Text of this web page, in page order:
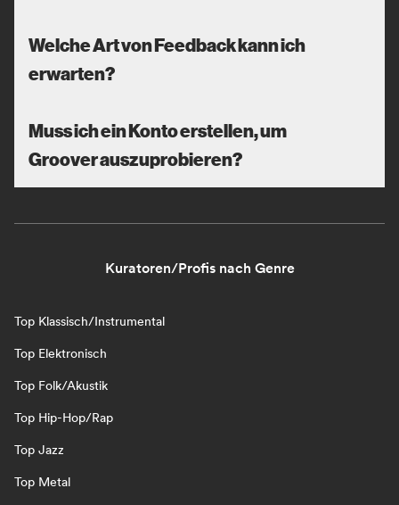
Welche Art von Feedback kann ich
erwarten?
Muss ich ein Konto erstellen, um
Groover auszuprobieren?
Kuratoren/Profis nach Genre
Top Klassisch/Instrumental
Top Elektronisch
Top Folk/Akustik
Top Hip-Hop/Rap
Top Jazz
Top Metal